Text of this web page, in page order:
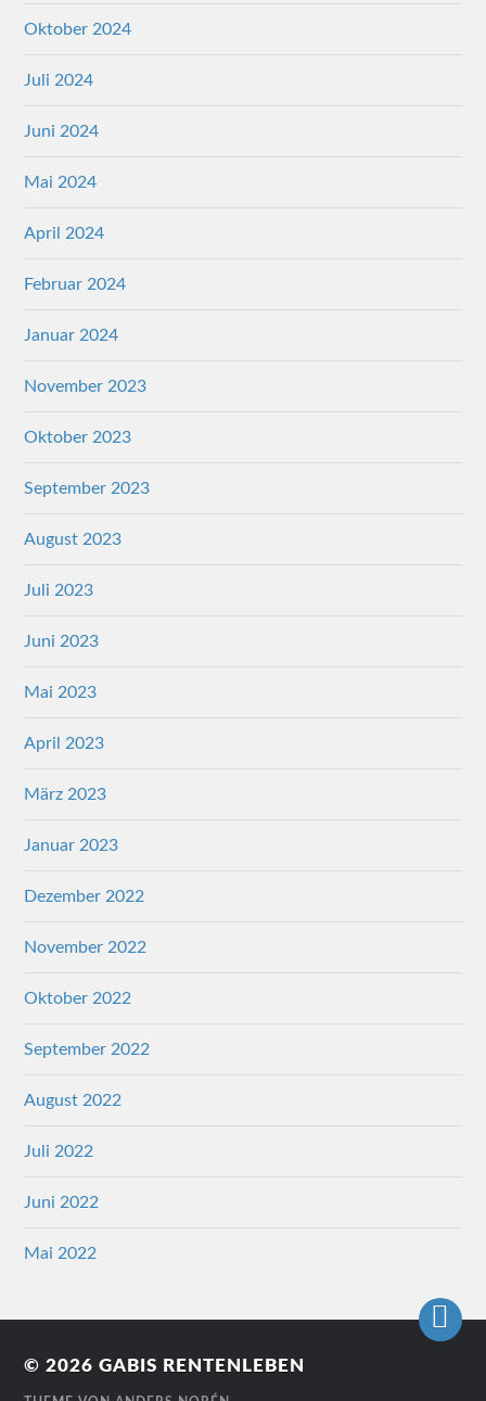
Oktober 2024
Juli 2024
Juni 2024
Mai 2024
April 2024
Februar 2024
Januar 2024
November 2023
Oktober 2023
September 2023
August 2023
Juli 2023
Juni 2023
Mai 2023
April 2023
März 2023
Januar 2023
Dezember 2022
November 2022
Oktober 2022
September 2022
August 2022
Juli 2022
Juni 2022
Mai 2022
© 2026GABIS RENTENLEBEN